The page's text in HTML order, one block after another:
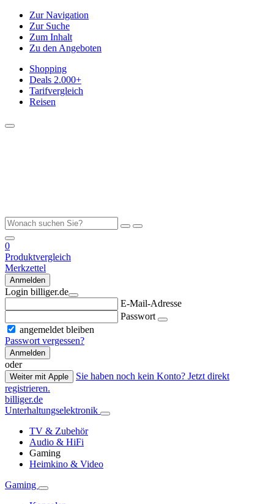
Zur Navigation
Zur Suche
Zum Inhalt
Zu den Angeboten
Shopping
Deals 2.000+
Tarifvergleich
Reisen
0
Produktvergleich
Merkzettel
Anmelden
Login billiger.de
E-Mail-Adresse
Passwort
angemeldet bleiben
Passwort vergessen?
Anmelden
oder
Weiter mit Apple
Sie haben noch kein Konto? Jetzt direkt
registrieren.
billiger.de
Unterhaltungselektronik
TV & Zubehör
Audio & HiFi
Gaming
Heimkino & Video
Gaming